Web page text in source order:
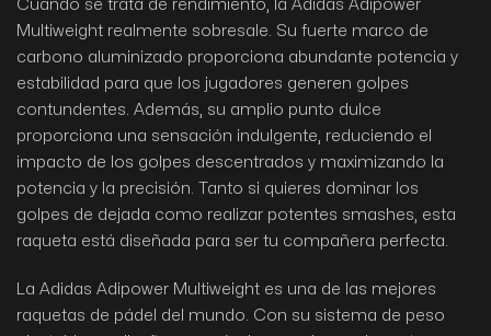
Cuando se trata de rendimiento, la Adidas Adipower
Multiweight realmente sobresale. Su fuerte marco de
carbono aluminizado proporciona abundante potencia y
estabilidad para que los jugadores generen golpes
contundentes. Además, su amplio punto dulce
proporciona una sensación indulgente, reduciendo el
impacto de los golpes descentrados y maximizando la
potencia y la precisión. Tanto si quieres dominar los
golpes de dejada como realizar potentes smashes, esta
raqueta está diseñada para ser tu compañera perfecta.
La Adidas Adipower Multiweight es una de las mejores
raquetas de pádel del mundo. Con su sistema de peso